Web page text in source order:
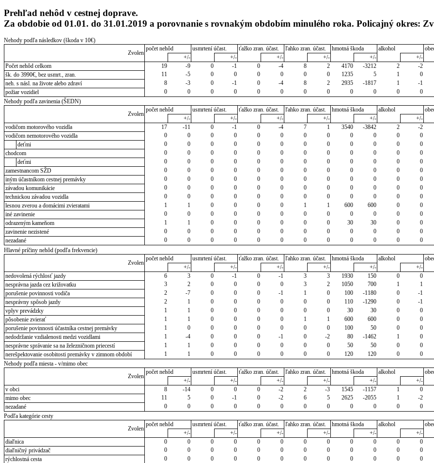
Prehľad nehôd v cestnej doprave.
Za obdobie od 01.01. do 31.01.2019 a porovnanie s rovnakým obdobím minulého roka. Policajný okres:
Nehody podľa následkov (škoda v 10€)
Zvolen
počet nehôd usmrtení účast. ťažko zran. účast. ľahko zran. účast. hmotná škoda alkohol
+/-
+/- +/- +/- +/- +/-
Počet nehôd celkom
19 -9 0 -1 0 -4 8 2 4170 -3212 2 -2
šk. do 3990€, bez usmrt., zran.
11 -5 0 0 0 0 0 0 1235 5 1 0
neh. s násl. na živote alebo zdraví
8 -3 0 -1 0 -4 8 2 2935 -1817 1 -1
požiar vozidiel
0 0 0 0 0 0 0 0 0 0 0 0
Nehody podľa zavinenia (ŠEDN)
Zvolen
počet nehôd usmrtení účast. ťažko zran. účast. ľahko zran. účast. hmotná škoda alkohol
+/-
+/- +/- +/- +/- +/-
vodičom motorového vozidla
17 -11 0 -1 0 -4 7 1 3540 -3842 2 -2
vodičom nemotorového vozidla
0 0 0 0 0 0 0 0 0 0 0 0
deťmi
0 0 0 0 0 0 0 0 0 0 0 0
chodcom
0 0 0 0 0 0 0 0 0 0 0 0
deťmi
0 0 0 0 0 0 0 0 0 0 0 0
zamestnancom SŽD
0 0 0 0 0 0 0 0 0 0 0 0
iným účastníkom cestnej premávky
0 0 0 0 0 0 0 0 0 0 0 0
závadou komunikácie
0 0 0 0 0 0 0 0 0 0 0 0
technickou závadou vozidla
0 0 0 0 0 0 0 0 0 0 0 0
lesnou zverou a domácimi zvieratami
1 1 0 0 0 0 1 1 600 600 0 0
iné zavinenie
0 0 0 0 0 0 0 0 0 0 0 0
odrazeným kameňom
1 1 0 0 0 0 0 0 30 30 0 0
zavinenie nezistené
0 0 0 0 0 0 0 0 0 0 0 0
nezadané
0 0 0 0 0 0 0 0 0 0 0 0
Hlavné príčiny nehôd (podľa frekvencie)
Zvolen
počet nehôd usmrtení účast. ťažko zran. účast. ľahko zran. účast. hmotná škoda alkohol
+/-
+/- +/- +/- +/- +/-
nedovolená rýchlosť jazdy
6 3 0 -1 0 -1 3 3 1930 150 0 0
nesprávna jazda cez križovatku
3 2 0 0 0 0 3 2 1050 700 1 1
porušenie povinnosti vodiča
2 -7 0 0 0 -1 1 0 100 -1180 0 -1
nesprávny spôsob jazdy
2 1 0 0 0 0 0 0 110 -1290 0 -1
vplyv prevádzky
1 1 0 0 0 0 0 0 30 30 0 0
pôsobenie zvierať
1 1 0 0 0 0 1 1 600 600 0 0
porušenie povinnosti účastníka cestnej premávky
1 0 0 0 0 0 0 0 100 50 0 0
nedodržanie vzdialenosti medzi vozidlami
1 -4 0 0 0 -1 0 -2 80 -1462 1 0
nesprávne správanie sa na železničnom priecestí
1 1 0 0 0 0 0 0 50 50 0 0
nerešpektovanie osobitosti premávky v zimnom období
1 1 0 0 0 0 0 0 120 120 0 0
Nehody podľa miesta - v/mimo obec
Zvolen
počet nehôd usmrtení účast. ťažko zran. účast. ľahko zran. účast. hmotná škoda alkohol
+/-
+/- +/- +/- +/- +/-
v obci
8 -14 0 0 0 -2 2 -3 1545 -1157 1 0
mimo obec
11 5 0 -1 0 -2 6 5 2625 -2055 1 -2
nezadané
0 0 0 0 0 0 0 0 0 0 0 0
Podľa kategórie cesty
Zvolen
počet nehôd usmrtení účast. ťažko zran. účast. ľahko zran. účast. hmotná škoda alkohol
+/-
+/- +/- +/- +/- +/-
diaľnica
0 0 0 0 0 0 0 0 0 0 0 0
diaľničný privádzač
0 0 0 0 0 0 0 0 0 0 0 0
rýchlostná cesta
0 0 0 0 0 0 0 0 0 0 0 0